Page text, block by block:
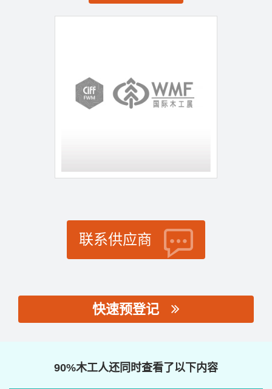
联系供应商
快速预登记
90%木工人还同时查看了以下内容